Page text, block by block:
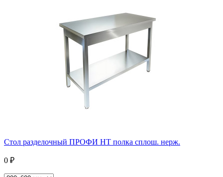
Стол разделочный ПРОФИ НТ полка сплош. нерж.
0 ₽